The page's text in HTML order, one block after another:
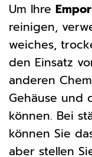
Um Ihre
reinigen,
weiches,
den Einsatz
anderen
Gehäuse und
können. Bei
können Sie
aber stellen